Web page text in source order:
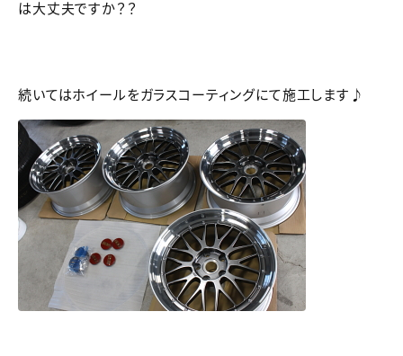
は大丈夫ですか？？
続いてはホイールをガラスコーティングにて施工します♪